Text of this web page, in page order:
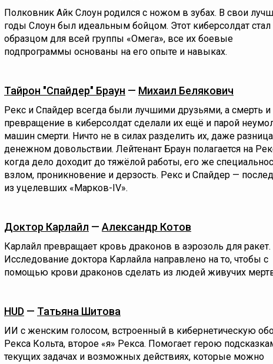
Полковник Айк Слоун родился с ножом в зубах. В свои
годы Слоун был идеальным бойцом. Этот киберсолдат стал
образцом для всей группы «Омега», все их боевые
подпрограммы основаны на его опыте и навыках.
Тайрон "Спайдер" Браун — Михаил Белякович
Рекс и Спайдер всегда были лучшими друзьями, а смерть и
превращение в киберсолдат сделали их ещё и парой
машин смерти. Ничто не в силах разделить их, даже
денежном довольствии. Лейтенант Браун полагается на
когда дело доходит до тяжёлой работы, его же
взлом, проникновение и дерзость. Рекс и Спайдер —
из уцелевших «Марков-IV».
Доктор Карлайл — Александр Котов
Карлайл превращает кровь драконов в аэрозоль для ракет.
Исследование доктора Карлайла направлено на то, чтобы с
помощью крови драконов сделать из людей живучих
HUD — Татьяна Шитова
ИИ с женским голосом, встроенный в кибернетическую
Рекса Кольта, второе «я» Рекса. Помогает герою
текущих задачах и возможных действиях, которые можно